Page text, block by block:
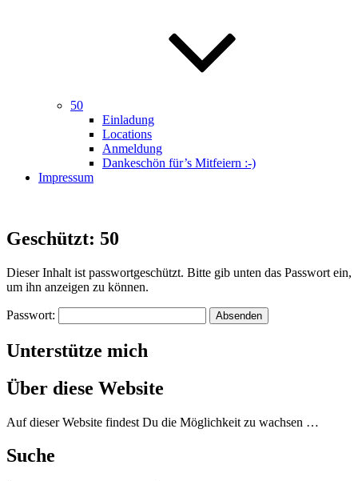
50
Einladung
Locations
Anmeldung
Dankeschön für’s Mitfeiern :-)
Impressum
Geschützt: 50
Dieser Inhalt ist passwortgeschützt. Bitte gib unten das Passwort ein,
um ihn anzeigen zu können.
Passwort:
Unterstütze mich
Über diese Website
Auf dieser Website findest Du die Möglichkeit zu wachsen …
Suche